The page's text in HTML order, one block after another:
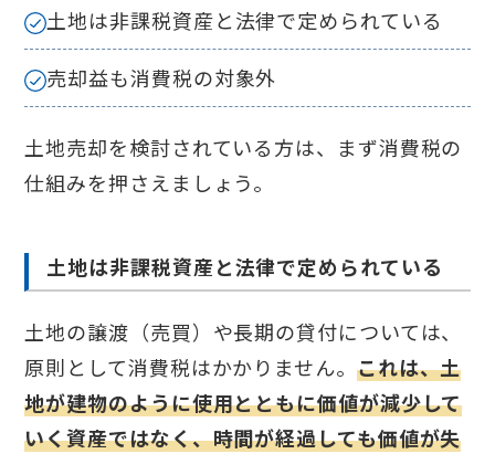
土地は非課税資産と法律で定められている
売却益も消費税の対象外
土地売却を検討されている方は、まず消費税の
仕組みを押さえましょう。
土地は非課税資産と法律で定められている
土地の譲渡（売買）や長期の貸付については、
原則として消費税はかかりません。 これは、土
地が建物のように使用とともに価値が減少して
いく資産ではなく、時間が経過しても価値が失